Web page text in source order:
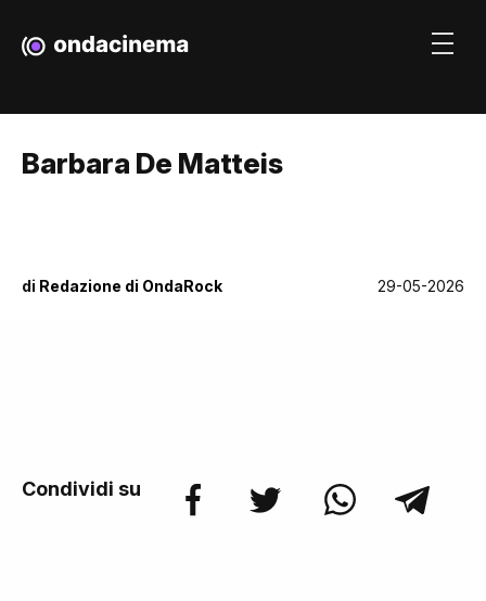
Barbara De Matteis
di Redazione di OndaRock 29-05-2026
Condividi su